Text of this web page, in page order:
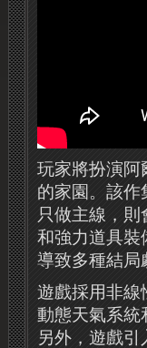
玩家將扮演阿
的家園。該作
只做主線，
和強力道具裝
導致多種結局
遊戲採用非線
動態天氣系統
另外，遊戲